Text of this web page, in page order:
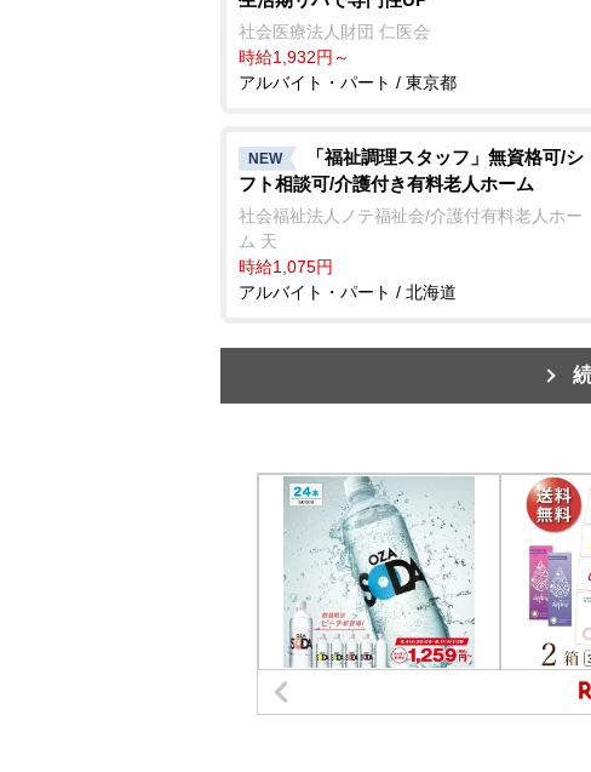
社会医療法人財団 仁医会
時給1,932円～
アルバイト・パート / 東京都
NEW
「福祉調理スタッフ」無資格可/シ
フト相談可/介護付き有料老人ホーム
社会福祉法人ノテ福祉会/介護付有料老人ホー
ム 天
時給1,075円
アルバイト・パート / 北海道